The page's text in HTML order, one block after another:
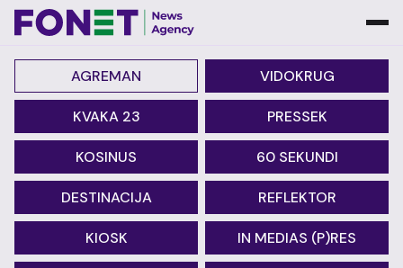
AGREMAN VIDOKRUG
KVAKA 23 PRESSEK
KOSINUS 60 SEKUNDI
DESTINACIJA REFLEKTOR
KIOSK IN MEDIAS (P)RES